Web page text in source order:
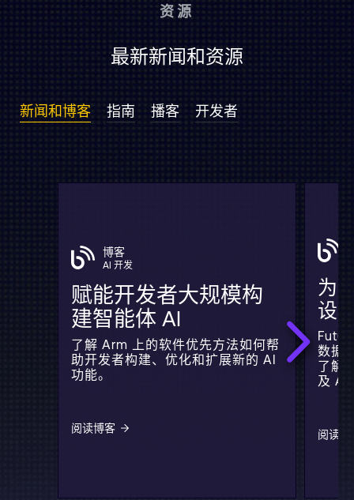
资源
最新新闻和资源
新闻和博客 指南 播客 开发者
博客
AI 开发
赋能开发者大规模构
建智能体 AI
了解 Arm 上的软件优先方法如何帮
助开发者构建、优化和扩展新的 AI
功能。
阅读博客
为
设
数据
了解
及
阅读博